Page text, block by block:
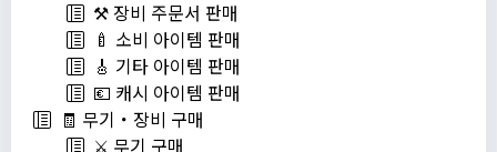
⚒️ 장비 주문서 판매
🍼 소비 아이템 판매
🎸 기타 아이템 판매
💶 캐시 아이템 판매
🧾 무기・장비 구매
⚔️ 무기 구매